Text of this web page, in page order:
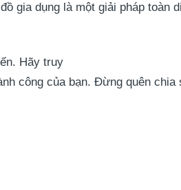
gia dụng là một giải pháp toàn
Hãy truy
công của bạn. Đừng quên chia